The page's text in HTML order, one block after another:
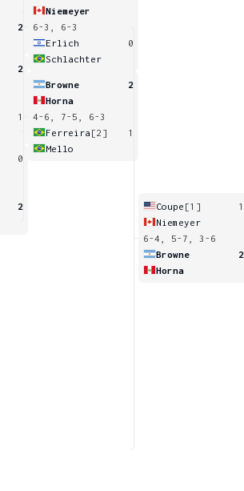
2
2
1
0
2
Niemeyer
6-3, 6-3
Erlich
0
Schlachter
Browne
2
Horna
4-6, 7-5, 6-3
Ferreira [2]
1
Mello
Coupe [1]
1
Niemeyer
6-4, 5-7, 3-6
Browne
2
Horna